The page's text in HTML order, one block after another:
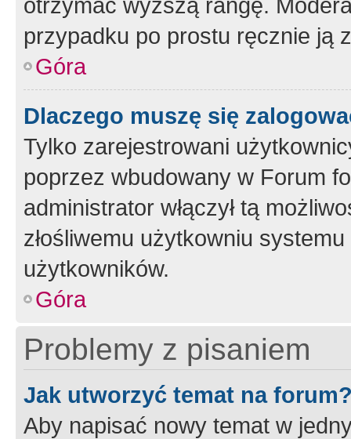
przypadku po prostu ręcznie ją
Góra
Dlaczego muszę się
Tylko zarejestrowani
poprzez wbudowany w Forum
administrator włączył tą
złośliwemu użytkowniu
użytkowników.
Góra
Problemy z pisaniem
Jak utworzyć temat na
Aby napisać nowy temat w